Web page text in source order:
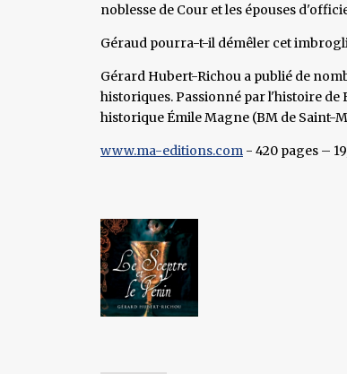
noblesse de Cour et les épouses
Géraud pourra-t-il démêler cet
Gérard Hubert-Richou a publié de
historiques. Passionné par l'histoire
historique Émile Magne (BM de Saint-
www.ma-editions.com - 420 pages –